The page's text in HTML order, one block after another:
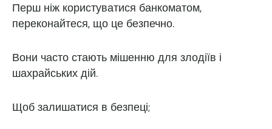
Перш ніж користуватися банкоматом,
переконайтеся, що це безпечно.
Вони часто стають мішенню для злодіїв і
шахрайських дій.
Щоб залишатися в безпеці;